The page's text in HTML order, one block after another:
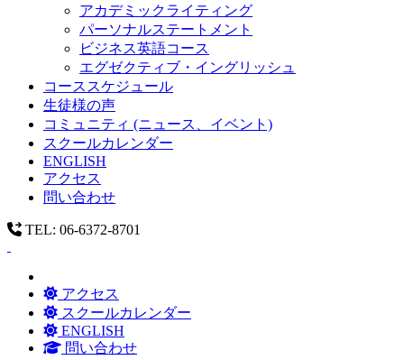
アカデミックライティング
パーソナルステートメント
ビジネス英語コース
エグゼクティブ・イングリッシュ
コーススケジュール
生徒様の声
コミュニティ (ニュース、イベント)
スクールカレンダー
ENGLISH
アクセス
問い合わせ
TEL: 06-6372-8701
アクセス
スクールカレンダー
ENGLISH
問い合わせ